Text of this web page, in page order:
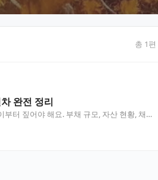
총 1편
완전 정리
터 짚어야 해요. 부채 규모, 자산 현황, 채권
개인 책임으로…